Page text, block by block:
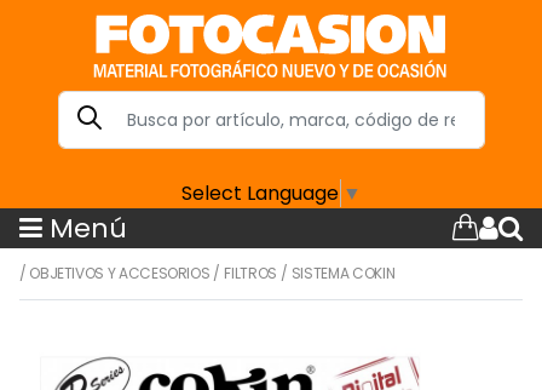
Select Language ▼
Menú
/ OBJETIVOS Y ACCESORIOS / FILTROS / SISTEMA COKIN